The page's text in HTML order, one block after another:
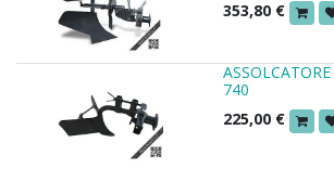
353,80 €
740
225,00 €